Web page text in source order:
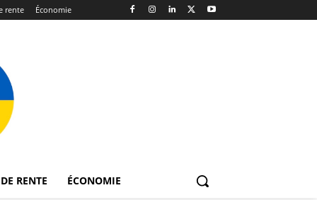
rente Économie
RENTE ÉCONOMIE